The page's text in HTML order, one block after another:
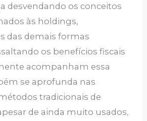
desvendando os conceitos
às holdings,
das demais formas
os benefícios fiscais
acompanham essa
se aprofunda nas
tradicionais de
de ainda muito usados,